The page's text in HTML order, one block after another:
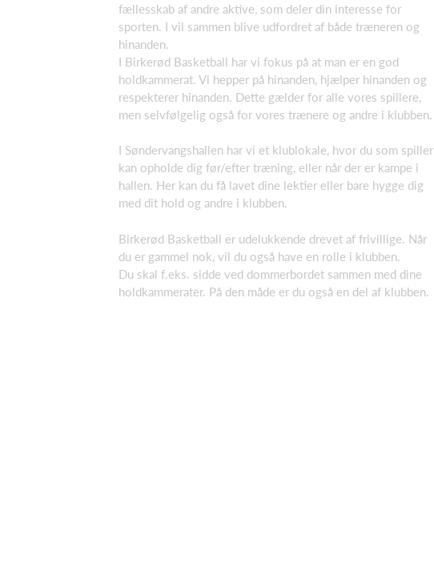
fællesskab af andre aktive, som deler din interesse for
sporten. I vil sammen blive udfordret af både træneren og
hinanden.
I Birkerød Basketball har vi fokus på at man er en god
holdkammerat. Vi hepper på hinanden, hjælper hinanden og
respekterer hinanden. Dette gælder for alle vores spillere,
men selvfølgelig også for vores trænere og andre i klubben.
I Søndervangshallen har vi et klublokale, hvor du som spiller
kan opholde dig før/efter træning, eller når der er kampe i
hallen. Her kan du få lavet dine lektier eller bare hygge dig
med dit hold og andre i klubben.
Birkerød Basketball er udelukkende drevet af frivillige. Når
du er gammel nok, vil du også have en rolle i klubben.
Du skal f.eks. sidde ved dommerbordet sammen med dine
holdkammerater. På den måde er du også en del af klubben.